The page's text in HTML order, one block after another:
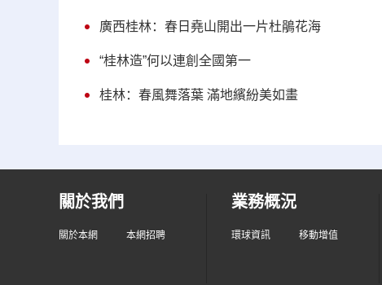
廣西桂林：春日堯山開出一片杜鵑花海
“桂林造”何以連創全國第一
桂林：春風舞落葉 滿地繽紛美如畫
關於我們
關於本網 本網招聘
業務概況
環球資訊 移動增值